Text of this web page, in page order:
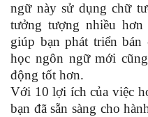
ngữ này sử dụng chữ
tưởng tượng nhiều
giúp bạn phát triển
học ngôn ngữ mới
động tốt hơn.
Với 10 lợi ích của việc
bạn đã sẵn sàng cho